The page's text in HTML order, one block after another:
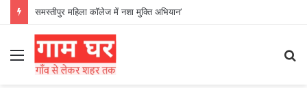
समस्तीपुर महिला कॉलेज में नशा मुक्ति अभियान’
Menu